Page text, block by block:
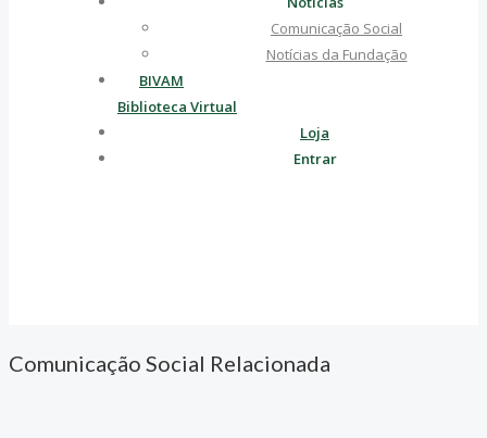
Comunicação Social
Notícias da Fundação
BIVAM
Biblioteca Virtual
Loja
Entrar
Comunicação Social Relacionada